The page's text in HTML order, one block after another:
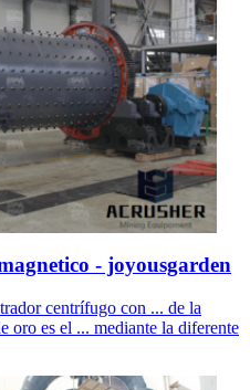
- joyousgarden
centrífugo con ... de la
oro es el ... mediante la diferente